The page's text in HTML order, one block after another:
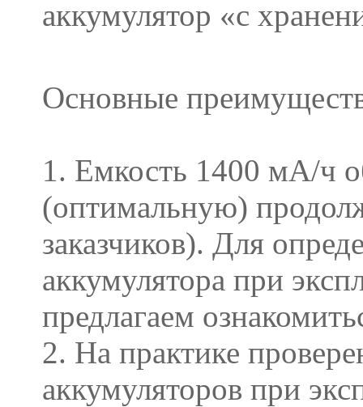
аккумулятор «с
Основные
1. Емкость 1400 мА/ч
(оптимальную)
заказчиков). Для
аккумулятора при
предлагаем
2. На практике
аккумуляторов при